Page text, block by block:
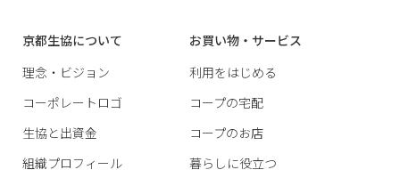
京都生協について
理念・ビジョン
コーポレートロゴ
生協と出資金
組織プロフィール
お買い物・サービス
利用をはじめる
コープの宅配
コープのお店
暮らしに役立つ